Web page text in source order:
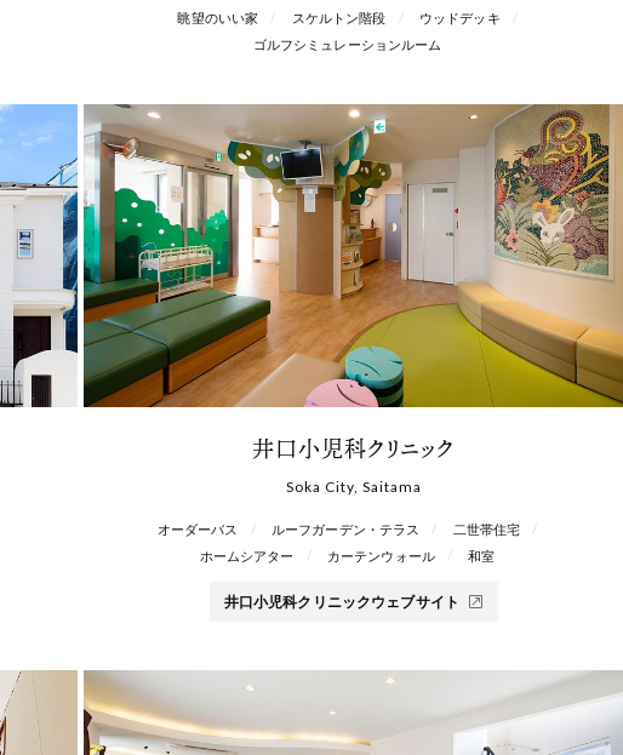
眺望のいい家
スケルトン階段
ウッドデッキ
ゴルフシミュレーションルーム
井口小児科クリニック
Soka City, Saitama
オーダーバス ルーフガーデン・テラス
二世帯住宅
ホームシアター
カーテンウォール 和室
井口小児科クリニックウェブサイト